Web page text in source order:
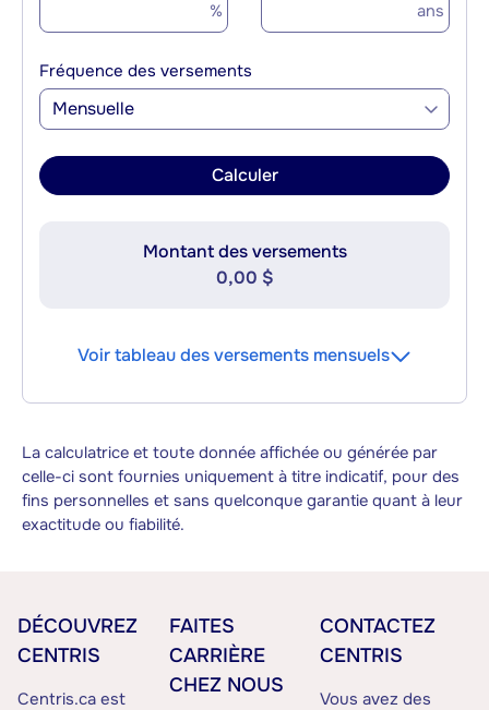
% ans
Fréquence des versements
Mensuelle
Calculer
Montant des versements
0,00 $
Voir tableau des versements mensuels
La calculatrice et toute donnée affichée ou générée par
celle-ci sont fournies uniquement à titre indicatif, pour des
fins personnelles et sans quelconque garantie quant à leur
exactitude ou fiabilité.
DÉCOUVREZ
CENTRIS
Centris.ca est
FAITES
CARRIÈRE
CHEZ NOUS
CONTACTEZ
CENTRIS
Vous avez des